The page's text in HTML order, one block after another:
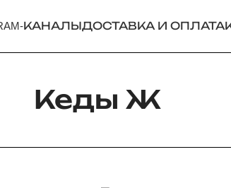
КАНАЛЫДОСТАВКА И ОПЛАТА
Кеды Ж